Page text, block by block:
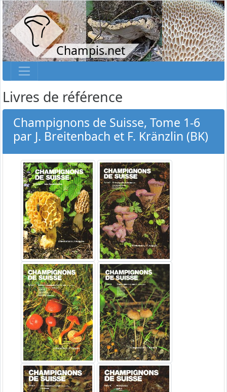
Champis.net
Livres de référence
Champignons de Suisse, Tome 1-6
par J. Breitenbach et F. Kränzlin (BK)